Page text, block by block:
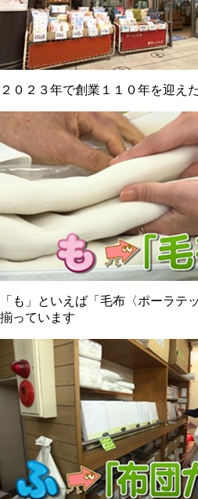
２０２３年で創業１１０年を迎え
「も」といえば「毛布〈ポーラテ
揃っています